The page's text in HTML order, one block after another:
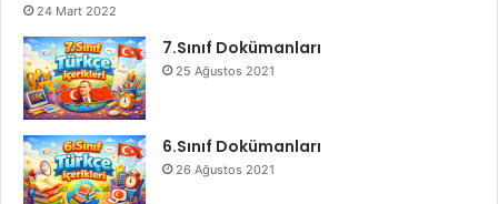
24 Mart 2022
7.Sınıf Dokümanları
25 Ağustos 2021
6.Sınıf Dokümanları
26 Ağustos 2021